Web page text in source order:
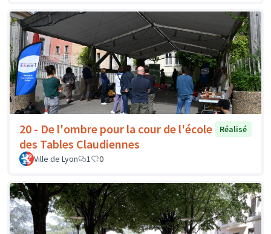
20 - De l'ombre pour la cour de l'école
des Tables Claudiennes
Réalisé
Ville de Lyon 1 0